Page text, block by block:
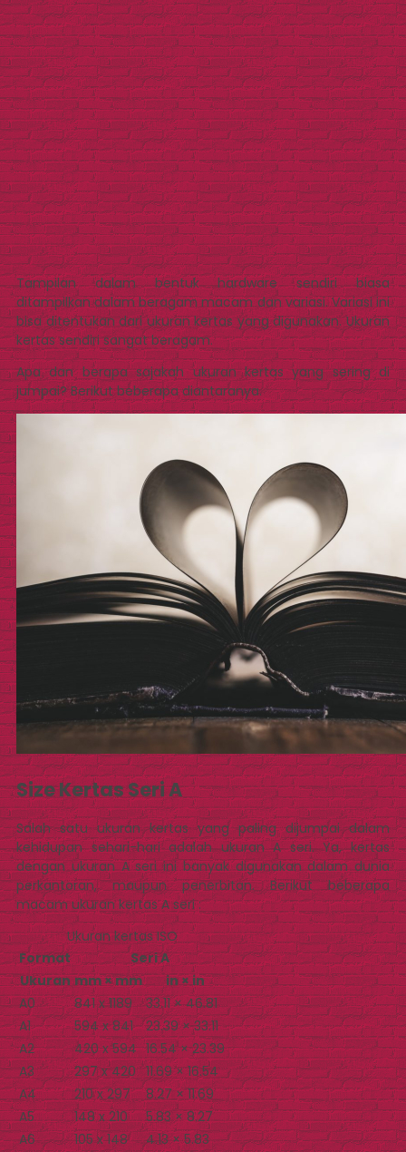
Tampilan dalam bentuk hardware sendiri biasa
ditampilkan dalam beragam macam dan variasi. Variasi ini
bisa ditentukan dari ukuran kertas yang digunakan. Ukuran
kertas sendiri sangat beragam.
Apa dan berapa sajakah ukuran kertas yang sering di
jumpai? Berikut beberapa diantaranya.
Size Kertas Seri A
Salah satu ukuran kertas yang paling dijumpai dalam
kehidupan sehari-hari adalah ukuran A seri. Ya, kertas
dengan ukuran A seri ini banyak digunakan dalam dunia
perkantoran, maupun penerbitan. Berikut beberapa
macam ukuran kertas A seri :
Ukuran kertas ISO
Format
Seri A
Ukuran mm × mm
in × in
A0
841 x 1189
33.11 × 46.81
A1
594 x 841
23.39 × 33.11
A2
420 x 594 16.54 × 23.39
A3
297 x 420 11.69 × 16.54
A4
210 x 297
8.27 × 11.69
A5
148 x 210
5.83 × 8.27
A6
105 x 148
4.13 × 5.83